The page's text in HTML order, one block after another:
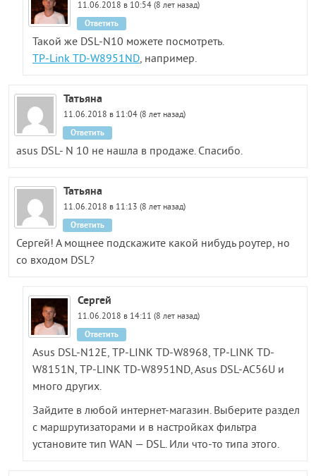
11.06.2018 в 10:54 (8 лет назад)
Такой же DSL-N10 можете посмотреть.
TP-Link TD-W8951ND, например.
Ответить
Татьяна
11.06.2018 в 11:04 (8 лет назад)
asus DSL- N 10 не нашла в продаже. Спасибо.
Ответить
Татьяна
11.06.2018 в 11:13 (8 лет назад)
Сергей! А мощнее подскажите какой нибудь роутер, но
со входом DSL?
Ответить
Сергей
11.06.2018 в 14:11 (8 лет назад)
Asus DSL-N12E, TP-LINK TD-W8968, TP-LINK TD-
W8151N, TP-LINK TD-W8951ND, Asus DSL-AC56U и
много других.
Зайдите в любой интернет-магазин. Выберите раздел
с маршрутизаторами и в настройках фильтра
установите тип WAN — DSL. Или что-то типа этого.
Ответить